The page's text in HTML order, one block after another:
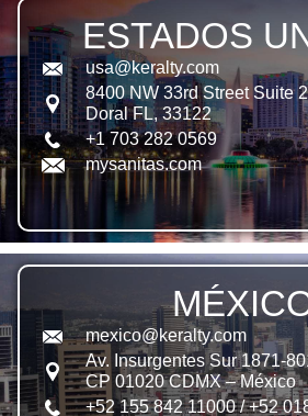
ESTADOS
usa@keralty.com
8400 NW 33rd Street Suite
Doral FL, 33122
+1 703 282 0569
mysanitas.com
mexico@keralty.com
Av. Insurgentes Sur 1871-
CP 01020 CDMX – México
+52 155 842 11000 / +52